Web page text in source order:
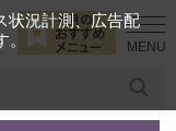
のシワ・たるみ治療の美
状況計測、広告配